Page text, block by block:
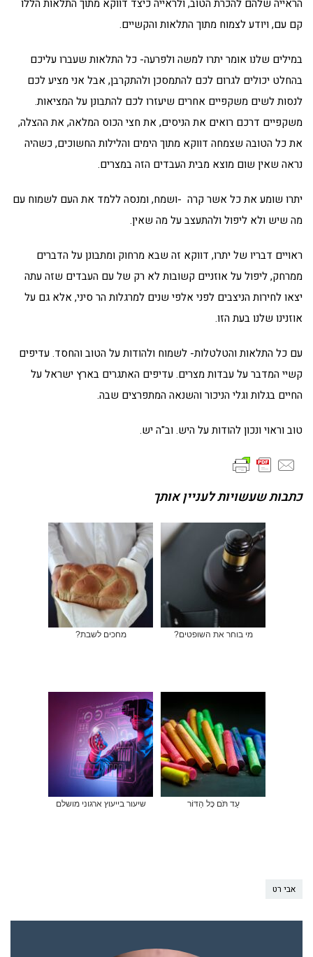
הראייה שלהם להכרת הטוב, ולראייה כיצד דווקא מתוך התלאות הללו
קם עם, ויודע לצמוח מתוך התלאות והקשיים.
במילים שלנו אומר יתרו למשה ולפרעה- כל התלאות שעברו עליכם
בהחלט יכולים לגרום לכם להתמסכן ולהתקרבן, אבל אני מציע לכם
לנסות לשים משקפיים אחרים שיעזרו לכם להתבונן על המציאות.
משקפיים דרכם רואים את הניסים, את חצי הכוס המלאה, את ההצלה,
את כל הטובה שצמחה דווקא מתוך הימים והלילות החשוכים, כשהיה
נראה שאין שום מוצא מבית העבדים הזה במצרים.
יתרו שומע את כל אשר קרה -ושמח, ומנסה ללמד את העם לשמוח עם
מה שיש ולא ליפול ולהתעצב על מה שאין.
ראויים דבריו של יתרו, דווקא זה שבא מרחוק ומתבונן על הדברים
ממרחק, ליפול על אוזניים קשובות לא רק של עם העבדים שזה עתה
יצאו לחירות הניצבים לפני אלפי שנים למרגלות הר סיני, אלא גם על
אוזנינו שלנו בעת הזו.
עם כל התלאות והטלטלות- לשמוח ולהודות על הטוב והחסד. עדיפים
קשיי המדבר על עבדות מצרים. עדיפים האתגרים בארץ ישראל על
החיים בגלות וגלי הניכור והשנאה המתפרצים שבה.
טוב וראוי ונכון להודות על היש. וב"ה יש.
כתבות שעשויות לעניין אותך
מי בוחר את השופטים? מחכים לשבת?
עַד תֹּם כָּל הַדּוֹר שיעור בייעוץ ארגוני מושלם
אבי רט